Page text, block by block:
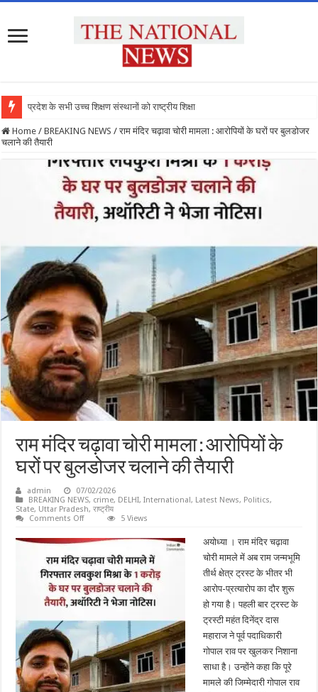
प्रदेश के सभी उच्च शिक्षण संस्थानों को राष्ट्रीय शिक्षा नीति के
Home / BREAKING NEWS / राम मंदिर चढ़ावा चोरी मामला : आरोपियों के घरों पर बुलडोजर
चलाने की तैयारी
राम मंदिर चढ़ावा चोरी मामला : आरोपियों के
घरों पर बुलडोजर चलाने की तैयारी
admin
07/02/2026
BREAKING NEWS, crime, DELHI,International, Latest News, Politics,
State, Uttar Pradesh,राष्ट्रीय
Comments Offon
मंदिर
चढ़ावा
मामला
:
आरोपियों
के
घरों
बुलडोजर
चलाने
तैयारी
5 Views
अयोध्या । राम मंदिर चढ़ावा
चोरी मामले में अब राम जन्मभूमि
तीर्थ क्षेत्र ट्रस्ट के भीतर भी
आरोप-प्रत्यारोप का दौर शुरू
हो गया है। पहली बार ट्रस्ट के
ट्रस्टी महंत दिनेंद्र दास
महाराज ने पूर्व पदाधिकारी
गोपाल राव पर खुलकर निशाना
साधा है। उन्होंने कहा कि पूरे
मामले की जिम्मेदारी गोपाल राव